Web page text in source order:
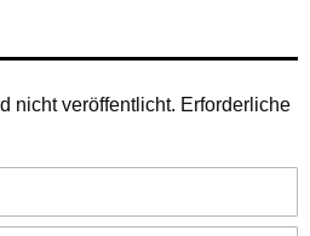
nicht veröffentlicht. Erforderliche